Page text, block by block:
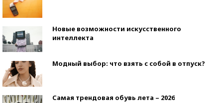
Новые возможности искусственного
интеллекта
Модный выбор: что взять с собой в отпуск?
Самая трендовая обувь лета – 2026